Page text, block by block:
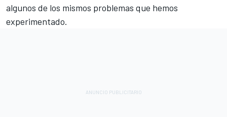
algunos de los mismos problemas que hemos
experimentado.